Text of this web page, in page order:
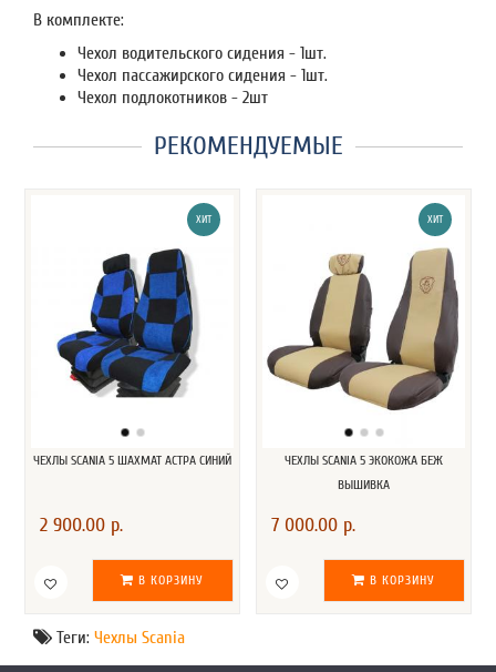
В комплекте:
Чехол водительского сидения - 1шт.
Чехол пассажирского сидения - 1шт.
Чехол подлокотников - 2шт
РЕКОМЕНДУЕМЫЕ
ХИТ
ЧЕХЛЫ SCANIA 5 ШАХМАТ АСТРА СИНИЙ
2 900.00 р.
В КОРЗИНУ
ХИТ
ЧЕХЛЫ SCANIA 5 ЭКОКОЖА БЕЖ
ВЫШИВКА
7 000.00 р.
В КОРЗИНУ
Теги: Чехлы Scania